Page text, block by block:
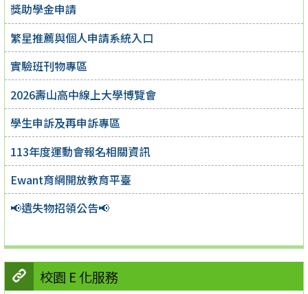
獎助學金申請
繁星推薦與個人申請系統入口
實驗班刊物專區
2026壽山高中線上大學博覽會
學生申訴及再申訴專區
113年度運動會報名相關資訊
Ewant育網開放教育平臺
📢遺失物招領公告📢
校園 E 化服務